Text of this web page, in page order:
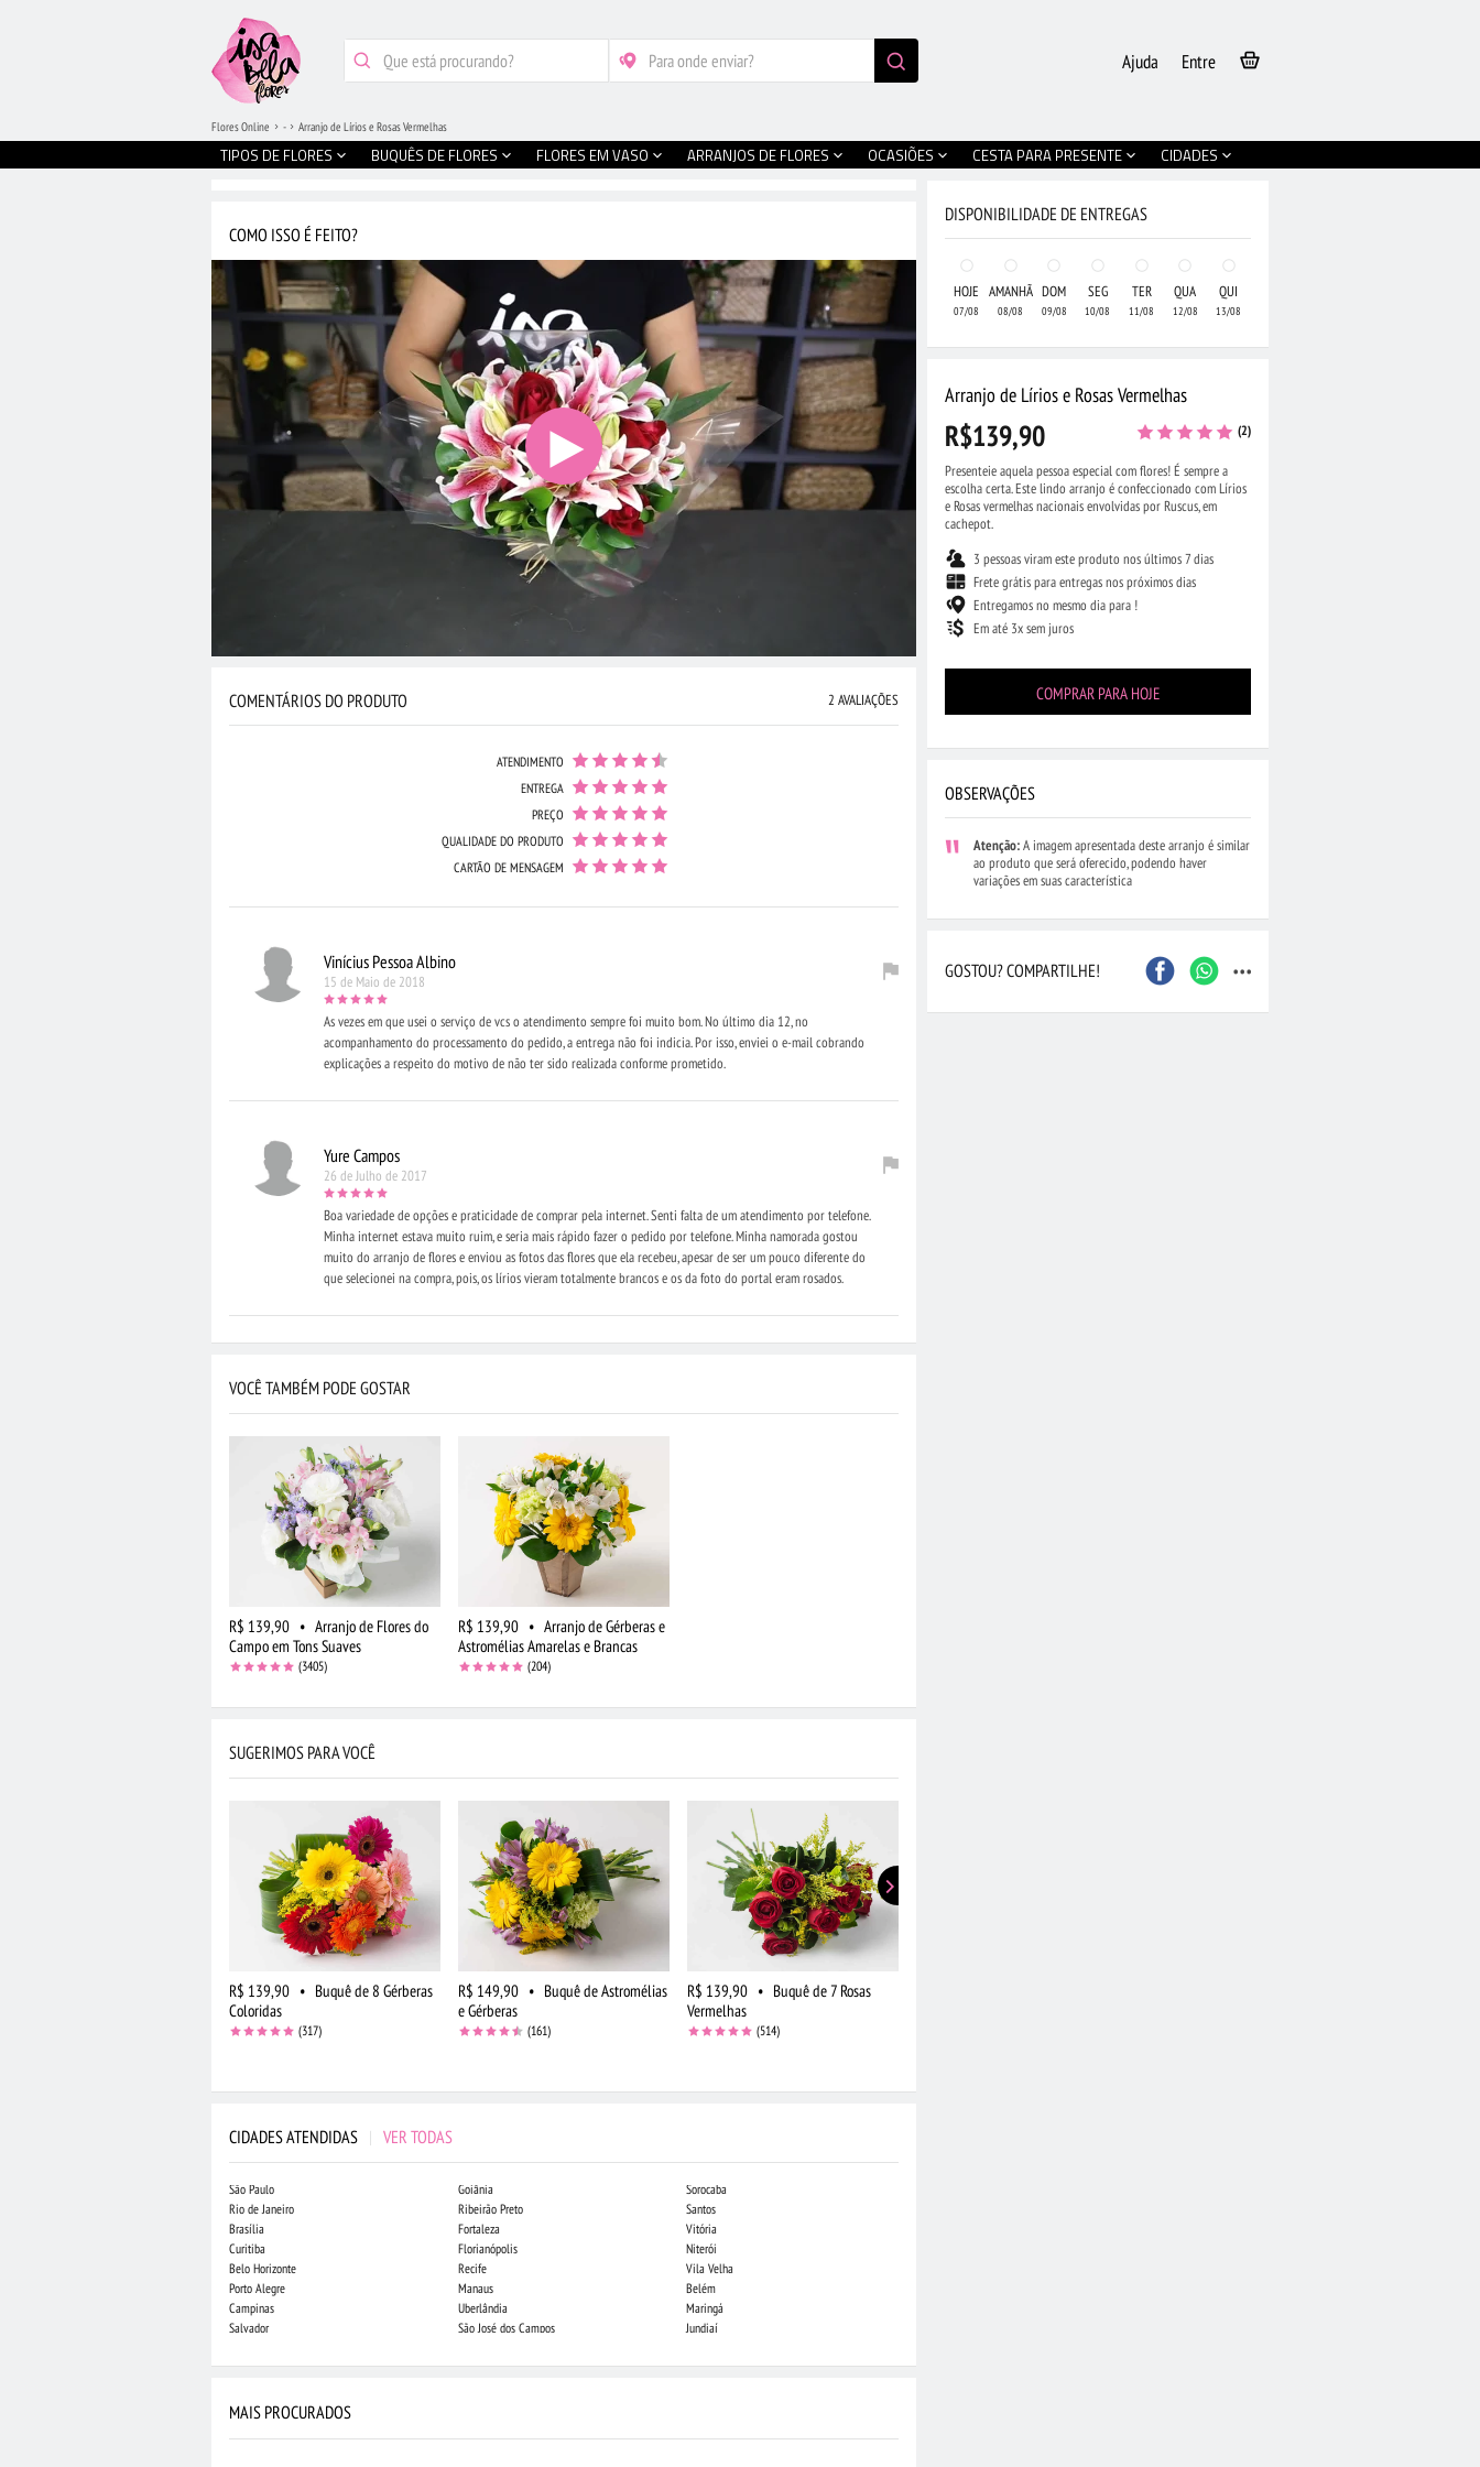
Entre
Ajuda
TIPOS DE FLORES BUQUÊS DE FLORES FLORES EM VASO ARRANJOS DE FLORES OCASIÕES CESTA PARA PRESENTE CIDADES
Flores Online - Arranjo de Lírios e Rosas Vermelhas
COMO ISSO É FEITO?
COMENTÁRIOS DO PRODUTO 2 AVALIAÇÕES
ATENDIMENTO
ENTREGA
PREÇO
QUALIDADE DO PRODUTO
CARTÃO DE MENSAGEM
Vinícius Pessoa Albino
15 de Maio de 2018
As vezes em que usei o serviço de vcs o atendimento sempre foi muito bom. No último dia 12, no
acompanhamento do processamento do pedido, a entrega não foi indicia. Por isso, enviei o e-mail cobrando
explicações a respeito do motivo de não ter sido realizada conforme prometido.
Yure Campos
26 de Julho de 2017
Boa variedade de opções e praticidade de comprar pela internet. Senti falta de um atendimento por telefone.
Minha internet estava muito ruim, e seria mais rápido fazer o pedido por telefone. Minha namorada gostou
muito do arranjo de flores e enviou as fotos das flores que ela recebeu, apesar de ser um pouco diferente do
que selecionei na compra, pois, os lírios vieram totalmente brancos e os da foto do portal eram rosados.
VOCÊ TAMBÉM PODE GOSTAR
R$ 139,90 • Arranjo de Flores do
Campo em Tons Suaves
(3405)
R$ 139,90 • Arranjo de Gérberas e
Astromélias Amarelas e Brancas
(204)
SUGERIMOS PARA VOCÊ
R$ 139,90 • Buquê de 8 Gérberas
Coloridas
(317)
R$ 149,90 • Buquê de Astromélias
e Gérberas
(161)
R$ 139,90 • Buquê de 7 Rosas
Vermelhas
(514)
CIDADES ATENDIDAS | VER TODAS
São Paulo
Rio de Janeiro
Brasília
Curitiba
Belo Horizonte
Porto Alegre
Campinas
Salvador
Goiânia
Ribeirão Preto
Fortaleza
Florianópolis
Recife
Manaus
Uberlândia
São José dos Campos
Sorocaba
Santos
Vitória
Niterói
Vila Velha
Belém
Maringá
Jundiaí
MAIS PROCURADOS
DISPONIBILIDADE DE ENTREGAS
HOJE
07/08
AMANHÃ
08/08
DOM
09/08
SEG
10/08
TER
11/08
QUA
12/08
QUI
13/08
Arranjo de Lírios e Rosas Vermelhas
R$139,90 (2)
Presenteie aquela pessoa especial com flores! É sempre a
escolha certa. Este lindo arranjo é confeccionado com Lírios
e Rosas vermelhas nacionais envolvidas por Ruscus, em
cachepot.
3 pessoas viram este produto nos últimos 7 dias
Frete grátis para entregas nos próximos dias
Entregamos no mesmo dia para !
Em até 3x sem juros
COMPRAR PARA HOJE
OBSERVAÇÕES
Atenção:A imagem apresentada deste arranjo é similar
ao produto que será oferecido, podendo haver
variações em suas característica
GOSTOU? COMPARTILHE! ...